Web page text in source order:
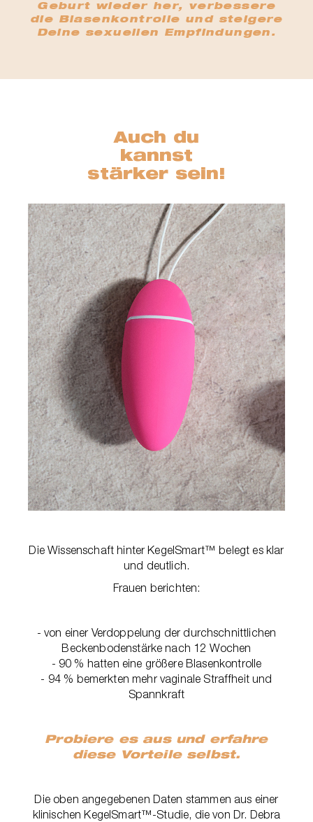
Geburt wieder her, verbessere
die Blasenkontrolle und steigere
Deine sexuellen Empfindungen.
Auch du
kannst
stärker sein!
Die Wissenschaft hinter KegelSmart™ belegt es klar
und deutlich.
Frauen berichten:
- von einer Verdoppelung der durchschnittlichen
Beckenbodenstärke nach 12 Wochen
- 90 % hatten eine größere Blasenkontrolle
- 94 % bemerkten mehr vaginale Straffheit und
Spannkraft
Probiere es aus und erfahre
diese Vorteile selbst.
Die oben angegebenen Daten stammen aus einer
klinischen KegelSmart™-Studie, die von Dr. Debra